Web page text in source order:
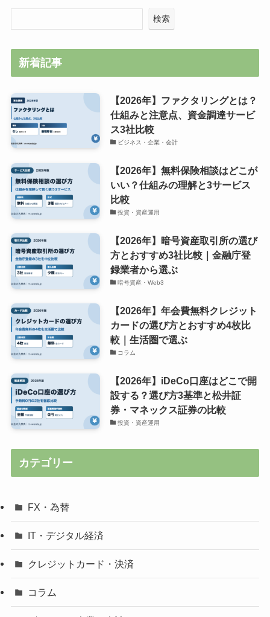
検索
新着記事
【2026年】ファクタリングとは？
仕組みと注意点、資金調達サービ
ス3社比較
ビジネス・企業・会計
【2026年】無料保険相談はどこが
いい？仕組みの理解と3サービス
比較
投資・資産運用
【2026年】暗号資産取引所の選び
方とおすすめ3社比較｜金融庁登
録業者から選ぶ
暗号資産・Web3
【2026年】年会費無料クレジット
カードの選び方とおすすめ4枚比
較｜生活圏で選ぶ
コラム
【2026年】iDeCo口座はどこで開
設する？選び方3基準と松井証
券・マネックス証券の比較
投資・資産運用
カテゴリー
FX・為替
IT・デジタル経済
クレジットカード・決済
コラム